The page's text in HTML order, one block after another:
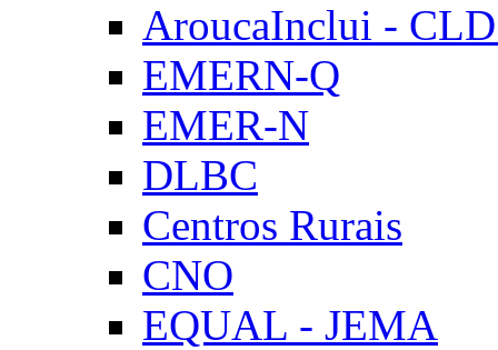
AroucaInclui -
EMERN-Q
EMER-N
DLBC
Centros Rurais
CNO
EQUAL - JEMA